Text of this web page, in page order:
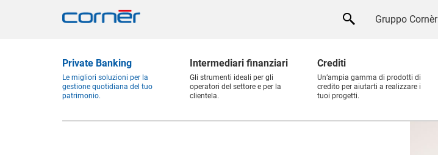
Gruppo Cornèr
Private Banking
Le migliori soluzioni per la
gestione quotidiana del tuo
patrimonio.
Intermediari finanziari
Gli strumenti ideali per gli
operatori del settore e per la
clientela.
Crediti
Un’ampia gamma di prodotti di
credito per aiutarti a realizzare i
tuoi progetti.